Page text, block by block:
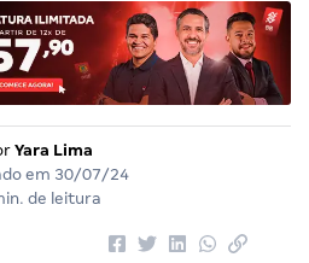
Yara Lima
em 30/07/24
de leitura